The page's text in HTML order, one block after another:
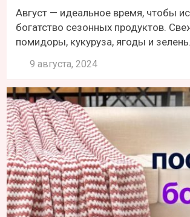
Август — идеальное время, чтобы
богатство сезонных продуктов.
помидоры, кукуруза, ягоды и
9 августа, 2024